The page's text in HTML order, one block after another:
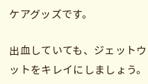
ケアグッズです。
出血していても、ジェット
ットをキレイにしましょう。